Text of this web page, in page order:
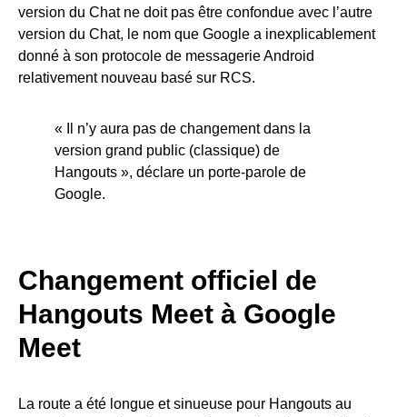
version du Chat ne doit pas être confondue avec l’autre
version du Chat, le nom que Google a inexplicablement
donné à son protocole de messagerie Android
relativement nouveau basé sur RCS.
« Il n’y aura pas de changement dans la
version grand public (classique) de
Hangouts », déclare un porte-parole de
Google.
Changement officiel de
Hangouts Meet à Google
Meet
La route a été longue et sinueuse pour Hangouts au